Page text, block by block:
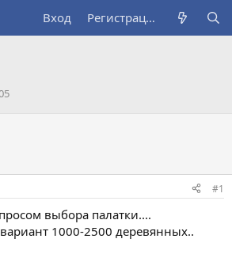
Вход Регистрация
#1
выбора палатки....
1000-2500 деревянных..